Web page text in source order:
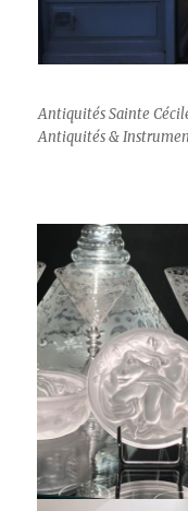
Antiquités Sainte
Antiquités &